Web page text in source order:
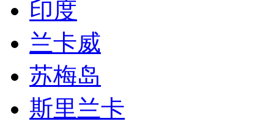
印度
兰卡威
苏梅岛
斯里兰卡